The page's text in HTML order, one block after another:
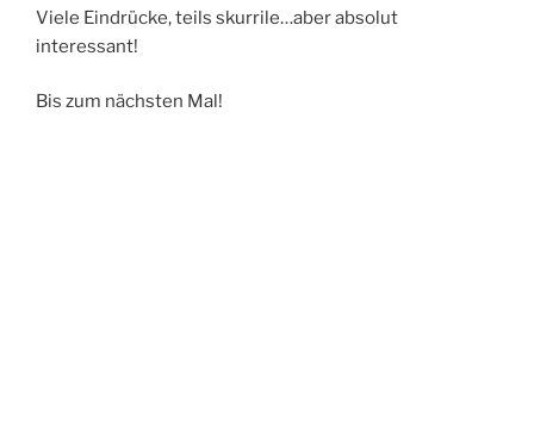
Viele Eindrücke, teils skurrile…aber absolut
interessant!
Bis zum nächsten Mal!